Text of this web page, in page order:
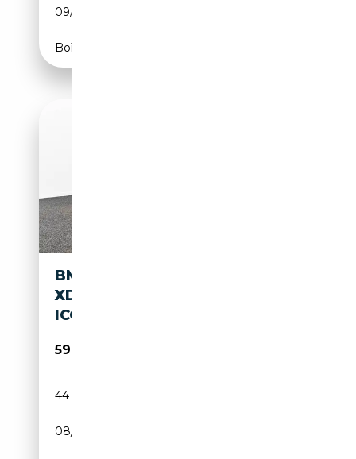
09/2021
Boîte automatique
BMW M850 I GRAN COUPE
XDRIVE
ICONI/LASER/ACC/HUD/360°
59 605€
44 610 km
08/2022